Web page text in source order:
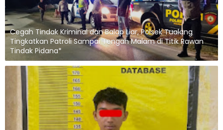
Cegah Tindak Kriminal dan Balap Liar, Polsek Tualang
Tingkatkan Patroli Sampai Tengah Malam di Titik Rawan
Tindak Pidana*